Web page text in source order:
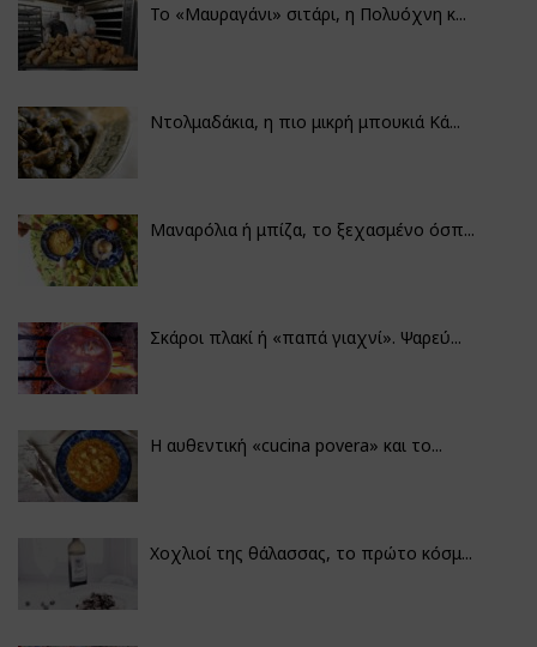
Το «Μαυραγάνι» σιτάρι, η Πολυόχνη κ...
Ντολμαδάκια, η πιο μικρή μπουκιά Κά...
Μαναρόλια ή μπίζα, το ξεχασμένο όσπ...
Σκάροι πλακί ή «παπά γιαχνί». Ψαρεύ...
Η αυθεντική «cucina povera» και το...
Χοχλιοί της θάλασσας, το πρώτο κόσμ...